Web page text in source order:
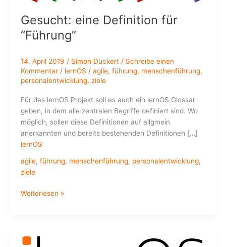
Gesucht: eine Definition für
“Führung”
14. April 2019 / Simon Dückert / Schreibe einen
Kommentar / lernOS / agile, führung, menschenführung,
personalentwicklung, ziele
Für das lernOS Projekt soll es auch ein lernOS Glossar
geben, in dem alle zentralen Begriffe definiert sind. Wo
möglich, sollen diese Definitionen auf allgmein
anerkannten und bereits bestehenden Definitionen […]
lernOS
agile, führung, menschenführung, personalentwicklung,
ziele
Gesucht:
“Führung”
Weiterlesen »